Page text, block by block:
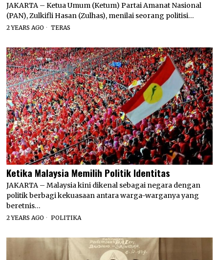
JAKARTA – Ketua Umum (Ketum) Partai Amanat Nasional
(PAN), Zulkifli Hasan (Zulhas), menilai seorang politisi…
2 YEARS AGO TERAS
Ketika Malaysia Memilih Politik Identitas
JAKARTA – Malaysia kini dikenal sebagai negara dengan
politik berbagi kekuasaan antara warga-warganya yang
beretnis…
2 YEARS AGO POLITIKA